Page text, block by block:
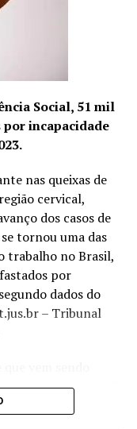
para idosos, no
da
Janeiro
ou de xué) são
e pouco
vazio ou
e retirada (não
se dá pequenos
fricção (na parte
outro ou
para inserir as
plástico
A leve
ajuda a reduzir
muito experientes
em um
no primeiro
Social, 51 mil
incapacidade
nas queixas de
cervical,
dos casos de
tornou uma das
trabalho no Brasil,
por
dados do
– Tribunal
Paraná, onde 10,7
segundo semestre